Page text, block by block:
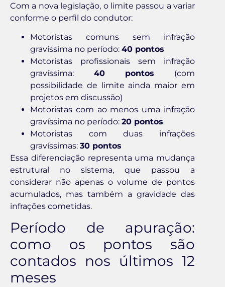
Com a nova legislação, o limite passou a variar
conforme o perfil do condutor:
Motoristas comuns sem infração
gravíssima no período: 40 pontos
Motoristas profissionais sem infração
gravíssima: 40 pontos (com
possibilidade de limite ainda maior em
projetos em discussão)
Motoristas com ao menos uma infração
gravíssima no período: 20 pontos
Motoristas com duas infrações
gravíssimas: 30 pontos
Essa diferenciação representa uma mudança
estrutural no sistema, que passou a
considerar não apenas o volume de pontos
acumulados, mas também a gravidade das
infrações cometidas.
Período de apuração:
como os pontos são
contados nos últimos 12
meses